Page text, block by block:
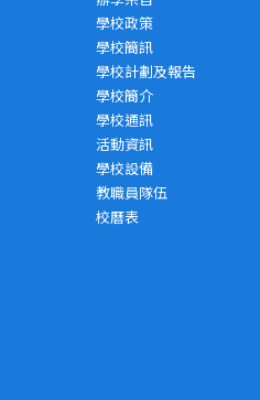
學校政策
學校簡訊
學校計劃及報告
學校簡介
學校通訊
活動資訊
學校設備
教職員隊伍
校曆表